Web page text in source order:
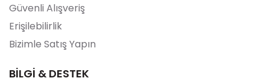
Güvenli Alışveriş
Erişilebilirlik
Bizimle Satış Yapın
BİLGİ & DESTEK